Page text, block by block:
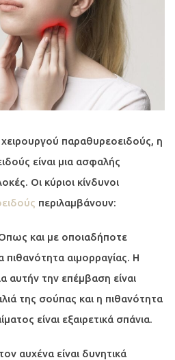
χειρουργού παραθυρεοειδούς, η
είναι μια ασφαλής
Οι κύριοι κίνδυνοι
περιλαμβάνουν:
και με οποιαδήποτε
πιθανότητα αιμορραγίας. Η
αυτήν την επέμβαση είναι
της σούπας και η πιθανότητα
είναι εξαιρετικά σπάνια.
αυχένα είναι δυνητικά